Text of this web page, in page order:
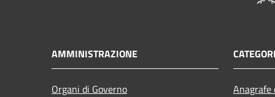
AMMINISTRAZIONE
Organi di Governo